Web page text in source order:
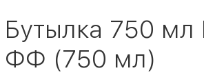
Бутылка 750 мл
ФФ (750 мл)